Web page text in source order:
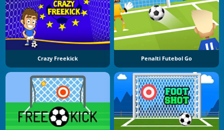
Crazy Freekick Penalti Futebol Go